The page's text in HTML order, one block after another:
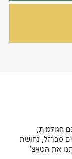
הגולמית;
מברזל, נחושת
את הטאצ'